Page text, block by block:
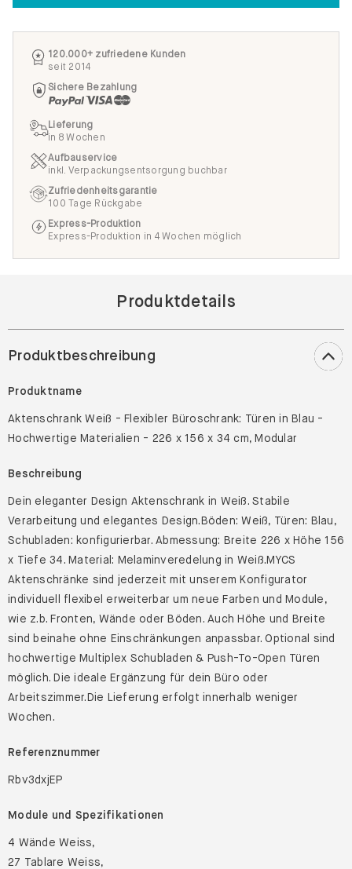
120.000+ zufriedene Kunden
seit 2014
Sichere Bezahlung
Lieferung
in 8 Wochen
Aufbauservice
inkl. Verpackungsentsorgung buchbar
Zufriedenheitsgarantie
100 Tage Rückgabe
Express-Produktion
Express-Produktion in 4 Wochen möglich
Produktdetails
Produktbeschreibung
Produktname
Aktenschrank Weiß - Flexibler Büroschrank: Türen in Blau -
Hochwertige Materialien - 226 x 156 x 34 cm, Modular
Beschreibung
Dein eleganter Design Aktenschrank in Weiß. Stabile
Verarbeitung und elegantes Design.Böden: Weiß, Türen: Blau,
Schubladen: konfigurierbar. Abmessung: Breite 226 x Höhe 156
x Tiefe 34. Material: Melaminveredelung in Weiß.MYCS
Aktenschränke sind jederzeit mit unserem Konfigurator
individuell flexibel erweiterbar um neue Farben und Module,
wie z.b. Fronten, Wände oder Böden. Auch Höhe und Breite
sind beinahe ohne Einschränkungen anpassbar. Optional sind
hochwertige Multiplex Schubladen & Push-To-Open Türen
möglich. Die ideale Ergänzung für dein Büro oder
Arbeitszimmer.Die Lieferung erfolgt innerhalb weniger
Wochen.
Referenznummer
Rbv3dxjEP
Module und Spezifikationen
4 Wände Weiss,
27 Tablare Weiss,